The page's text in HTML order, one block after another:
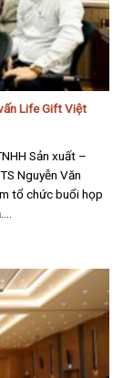
Life Gift Việt
Sản xuất –
Nguyễn Văn
tổ chức buổi họp